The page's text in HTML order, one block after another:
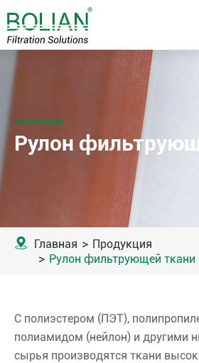
Рулон
 Главная
Продукция
Рулон фильтрующей ткани
С полиэстером (ПЭТ),
полиамидом (нейлон) и другими
сырья производятся ткани